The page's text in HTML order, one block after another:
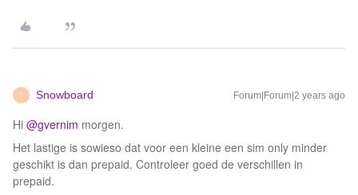
S Snowboard Forum|Forum|2 years ago
Hi @gvernim morgen.
Het lastige is sowieso dat voor een kleine een sim only minder
geschikt is dan prepaid. Controleer goed de verschillen in
prepaid.